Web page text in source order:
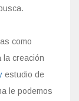
como
la creación
estudio de
le podemos